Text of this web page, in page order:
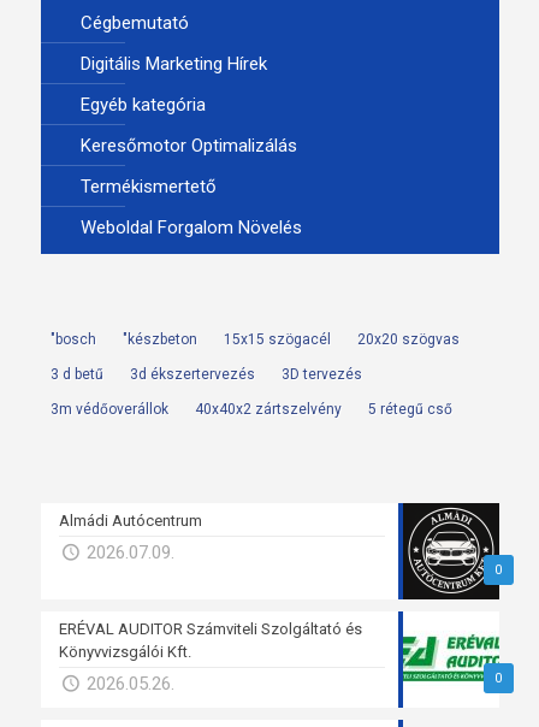
Cégbemutató
Digitális Marketing Hírek
Egyéb kategória
Keresőmotor Optimalizálás
Termékismertető
Weboldal Forgalom Növelés
"bosch "készbeton 15x15 szögacél 20x20 szögvas
3 d betű 3d ékszertervezés 3D tervezés
3m védőoverállok 40x40x2 zártszelvény 5 rétegű cső
0
Almádi Autócentrum
2026.07.09.
0
ERÉVAL AUDITOR Számviteli Szolgáltató és
Könyvvizsgálói Kft.
2026.05.26.